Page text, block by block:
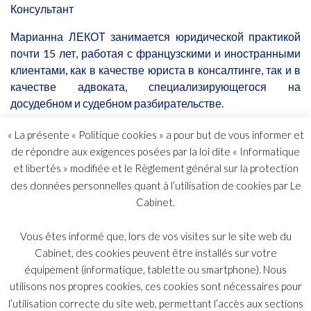
Консультант
Марианна ЛЕКОТ занимается юридической практикой
почти 15 лет, работая с французскими и иностранными
клиентами, как в качестве юриста в консалтинге, так и в
качестве адвоката, специализирующегося на
досудебном и судебном разбирательстве.
Получив опыт работы в Париже в таких юридических
фирмах, как BAKER & McKenzie, BREDIN PRAT и FTMS,
Марианна основала свою собственную практику в 2014
году.
Специализация Марианны — трудовое право и право
Она помогает и консультирует руководителей,
менеджеров и работодателей.
Марианна регулярно работает с иностранными и
« La présente « Politique cookies » a pour but de vous informer et
de répondre aux exigences posées par la loi dite « Informatique
et libertés » modifiée et le Règlement général sur la protection
des données personnelles quant à l’utilisation de cookies par Le
Cabinet.
Vous êtes informé que, lors de vos visites sur le site web du
Cabinet, des cookies peuvent être installés sur votre
équipement (informatique, tablette ou smartphone). Nous
utilisons nos propres cookies, ces cookies sont nécessaires pour
l’utilisation correcte du site web, permettant l’accès aux sections